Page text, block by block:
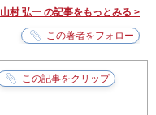
山村 弘一 の記事をもっとみる >